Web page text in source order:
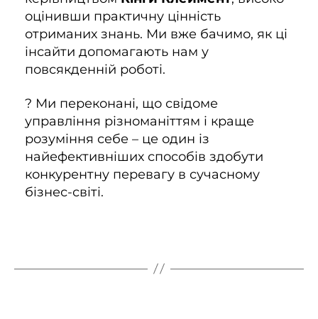
оцінивши практичну цінність
отриманих знань. Ми вже бачимо, як ці
інсайти допомагають нам у
повсякденній роботі.
? Ми переконані, що свідоме
управління різноманіттям і краще
розуміння себе – це один із
найефективніших способів здобути
конкурентну перевагу в сучасному
бізнес-світі.